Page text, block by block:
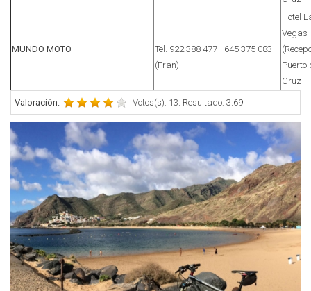
MUNDO MOTO
Tel. 922 388 477 - 645 375 083
(Fran)
Hotel
Vegas
Puerto
Cruz
Valoración: Votos(s): 13. Resultado: 3.69